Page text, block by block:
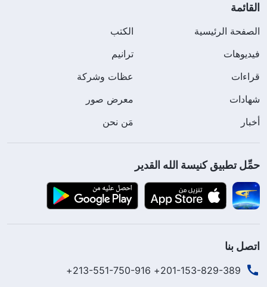
القائمة
الصفحة الرئيسية
الكتب
فيديوهات
ترانيم
قراءات
عظات وشركة
شهادات
معرض صور
أخبار
مَن نحن
حمِّل تطبيق كنيسة الله القدير
اتصل بنا
201-153-829-389+ 213-551-750-916+